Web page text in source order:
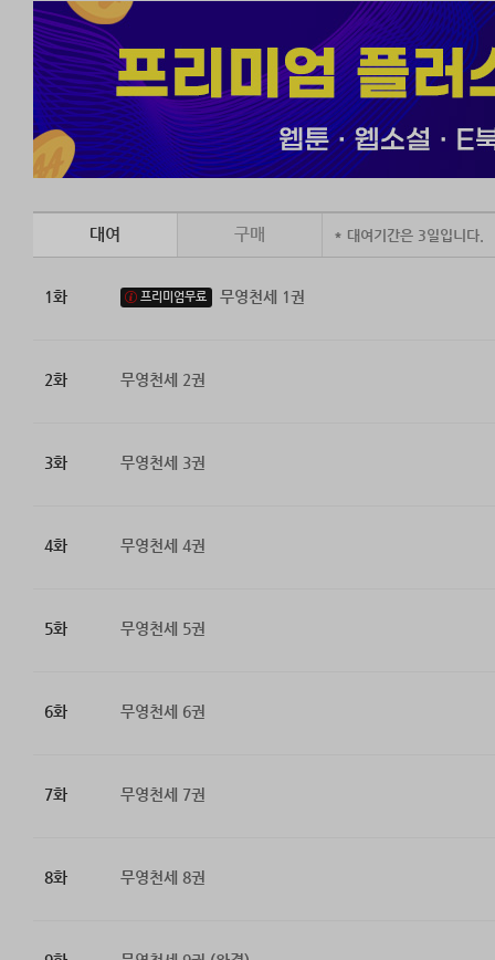
대여 구매 * 대여기간은 3일입니다.
1화 프리미엄무료 무영천세 1권
2화 무영천세 2권
3화 무영천세 3권
4화 무영천세 4권
5화 무영천세 5권
6화 무영천세 6권
7화 무영천세 7권
8화 무영천세 8권